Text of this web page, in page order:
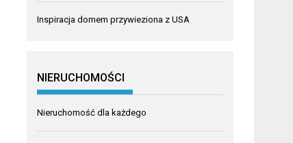
Inspiracja domem przywieziona z USA
NIERUCHOMOŚCI
Nieruchomość dla każdego